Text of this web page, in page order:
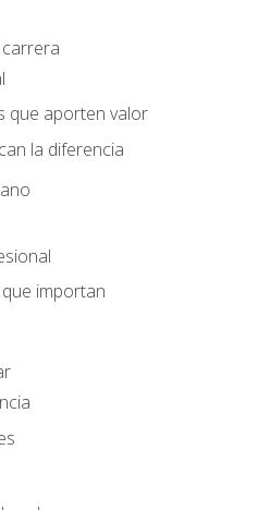
que aporten valor
la diferencia
importan